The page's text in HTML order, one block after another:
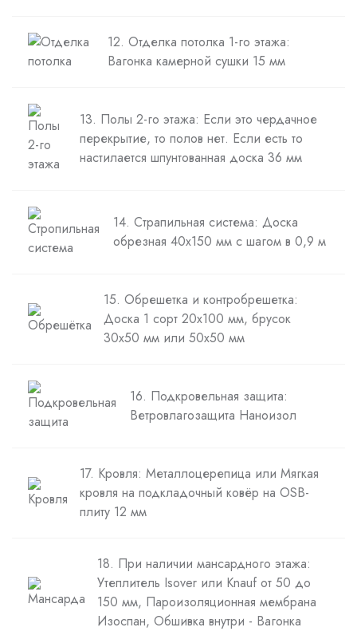
12. Отделка потолка 1-го этажа:
Вагонка камерной сушки 15 мм
13. Полы 2-го этажа: Если это чердачное
перекрытие, то полов нет. Если есть то
настилается шпунтованная доска 36 мм
14. Страпильная система: Доска
обрезная 40х150 мм с шагом в 0,9 м
15. Обрешетка и контробрешетка:
Доска 1 сорт 20х100 мм, брусок
30х50 мм или 50х50 мм
16. Подкровельная защита:
Ветровлагозащита Наноизол
17. Кровля: Металлоцерепица или Мягкая
кровля на подкладочный ковёр на OSB-
плиту 12 мм
18. При наличии мансардного этажа:
Утеплитель Isover или Knauf от 50 до
150 мм, Пароизоляционная мембрана
Изоспан, Обшивка внутри - Вагонка